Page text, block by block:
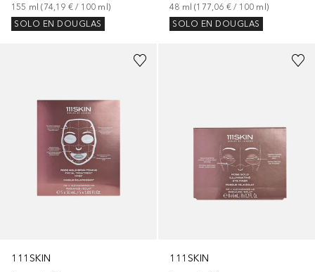
155 ml (74,19 € / 100 ml )
SOLO EN DOUGLAS
48 ml (177,06 € / 100 ml )
SOLO EN DOUGLAS
111SKIN
111SKIN